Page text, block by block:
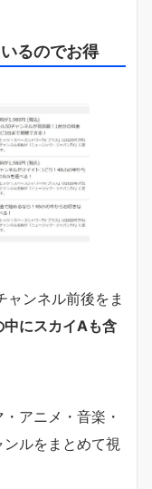
るのでお得
ャンネル前後をま
中にスカイAも含
アニメ・音楽・
ルをまとめて視